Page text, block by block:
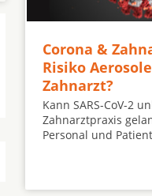
Corona &
Risiko
Zahnarzt?
Kann SARS-CoV-2
Zahnarztpraxis
Personal und